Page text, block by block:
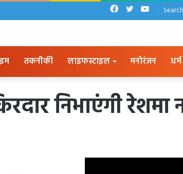
YouTube
Twitter
Facebook
तकनीकी लाइफस्टाइल मनोरंजन धर्म
निभाएंगी रेशमा